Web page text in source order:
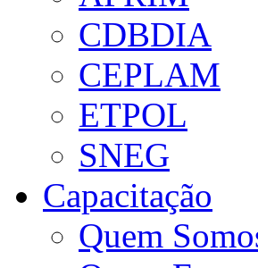
CDBDIA
CEPLAM
ETPOL
SNEG
Capacitação
Quem